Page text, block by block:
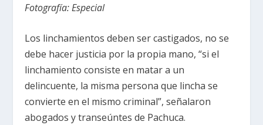
Fotografía: Especial
Los linchamientos deben ser castigados, no se
debe hacer justicia por la propia mano, “si el
linchamiento consiste en matar a un
delincuente, la misma persona que lincha se
convierte en el mismo criminal”, señalaron
abogados y transeúntes de Pachuca.